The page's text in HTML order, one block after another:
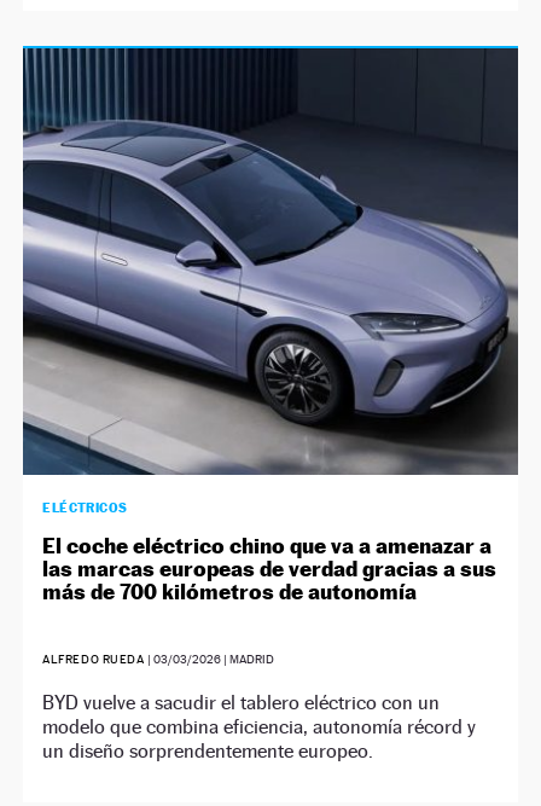
ELÉCTRICOS
El coche eléctrico chino que va a amenazar a
las marcas europeas de verdad gracias a sus
más de 700 kilómetros de autonomía
ALFREDO RUEDA | 03/03/2026| MADRID
BYD vuelve a sacudir el tablero eléctrico con un
modelo que combina eficiencia, autonomía récord y
un diseño sorprendentemente europeo.